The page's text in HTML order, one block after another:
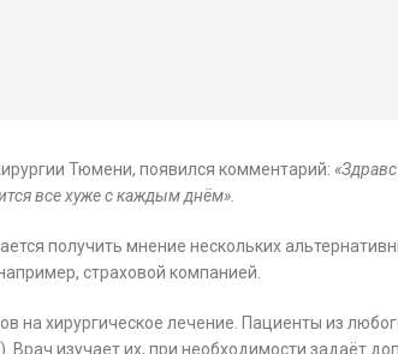
Тюмени, появился комментарий:
все хуже с каждым днём».
получить мнение нескольких
страховой компанией.
хирургическое лечение. Пациенты из
изучает их, при необходимости задаёт